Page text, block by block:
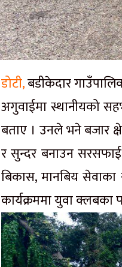
डोटी,बडीकेदार
अगुवाईमा स्थानीयको
बताए । उनले भने बजार
र सुन्दर बनाउन
बिकास, मानबिय
कार्यक्रममा युवा क्लबका